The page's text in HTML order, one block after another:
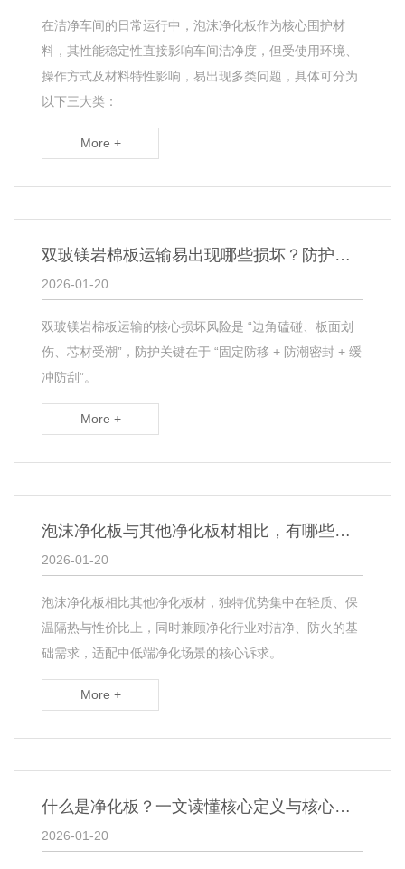
在洁净车间的日常运行中，泡沫净化板作为核心围护材
料，其性能稳定性直接影响车间洁净度，但受使用环境、
操作方式及材料特性影响，易出现多类问题，具体可分为
以下三大类：
More +
双玻镁岩棉板运输易出现哪些损坏？防护措施？
2026-01-20
双玻镁岩棉板运输的核心损坏风险是 “边角磕碰、板面划
伤、芯材受潮”，防护关键在于 “固定防移 + 防潮密封 + 缓
冲防刮”。
More +
泡沫净化板与其他净化板材相比，有哪些独特优势？​
2026-01-20
泡沫净化板相比其他净化板材，独特优势集中在轻质、保
温隔热与性价比上，同时兼顾净化行业对洁净、防火的基
础需求，适配中低端净化场景的核心诉求。
More +
什么是净化板？一文读懂核心定义与核心价值
2026-01-20